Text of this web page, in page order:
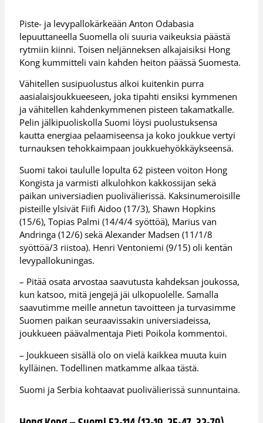
Piste- ja levypallokärkeään Anton Odabasia
lepuuttaneella Suomella oli suuria vaikeuksia päästä
rytmiin kiinni. Toisen neljänneksen alkajaisiksi Hong
Kong kummitteli vain kahden heiton päässä Suomesta.
Vähitellen susipuolustus alkoi kuitenkin purra
aasialaisjoukkueeseen, joka tipahti ensiksi kymmenen
ja vähitellen kahdenkymmenen pisteen takamatkalle.
Pelin jälkipuoliskolla Suomi löysi puolustuksensa
kautta energiaa pelaamiseensa ja koko joukkue vertyi
turnauksen tehokkaimpaan joukkuehyökkäykseensä.
Suomi takoi taululle lopulta 62 pisteen voiton Hong
Kongista ja varmisti alkulohkon kakkossijan sekä
paikan universiadien puolivälierissä. Kaksinumeroisille
pisteille ylsivät Fiifi Aidoo (17/3), Shawn Hopkins
(15/6), Topias Palmi (14/4/4 syöttöä), Marius van
Andringa (12/6) sekä Alexander Madsen (11/1/8
syöttöä/3 riistoa). Henri Ventoniemi (9/15) oli kentän
levypallokuningas.
– Pitää osata arvostaa saavutusta kahdeksan joukossa,
kun katsoo, mitä jengejä jäi ulkopuolelle. Samalla
saavutimme meille annetun tavoitteen ja turvasimme
Suomen paikan seuraavissakin universiadeissa,
joukkueen päävalmentaja Pieti Poikola kommentoi.
– Joukkueen sisällä olo on vielä kaikkea muuta kuin
kylläinen. Todellinen matkamme alkaa tästä.
Suomi ja Serbia kohtaavat puolivälierissä sunnuntaina.